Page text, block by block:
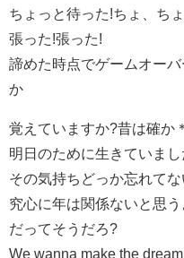
ちょっと待った!ちょ、ち
張った!張った!
諦めた時点でゲームオー
か
覚えていますか?昔は確か
明日のために生きていまし
その気持ちどっか忘れて
究心に年は関係ないと思う
だってそうだろ?
We wanna make the